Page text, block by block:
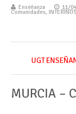
Enseñanza 11/
Comunidades,
UGT
MURCIA –